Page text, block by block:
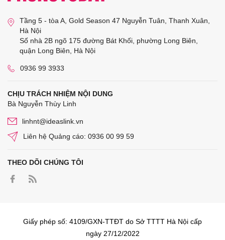
Tầng 5 - tòa A, Gold Season 47 Nguyễn Tuân, Thanh Xuân,
Hà Nội
Số nhà 2B ngõ 175 đường Bát Khối, phường Long Biên,
quận Long Biên, Hà Nội
0936 99 3933
CHỊU TRÁCH NHIỆM NỘI DUNG
Bà Nguyễn Thùy Linh
linhnt@ideaslink.vn
Liên hệ Quảng cáo: 0936 00 99 59
THEO DÕI CHÚNG TÔI
Giấy phép số: 4109/GXN-TTĐT do Sở TTTT Hà Nội cấp
ngày 27/12/2022